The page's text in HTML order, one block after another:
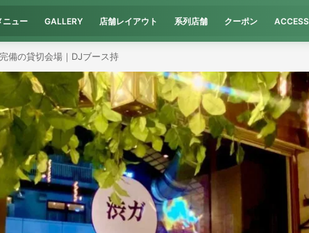
ニュー GALLERY 店舗レイアウト 系列店舗 クーポン ACCESS
備の貸切会場｜DJブース持